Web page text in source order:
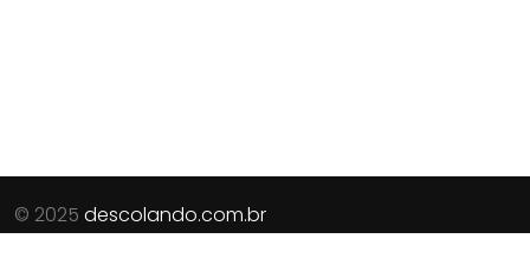
© 2025 descolando.com.br